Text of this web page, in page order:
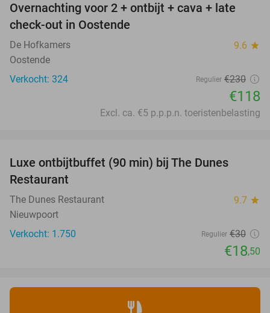
49%
Overnachting voor 2 + ontbijt + cava + late
check-out in Oostende
De Hofkamers 9.6 star
Oostende
Verkocht: 324
Regulier €230
€118
Excl. ca. €5 p.p.p.n. toeristenbelasting
OUT
Luxe ontbijtbuffet (90 min) bij The Dunes
Restaurant
The Dunes Restaurant 9.7 star
Nieuwpoort
Verkocht: 1.750
Regulier €30
€18,50